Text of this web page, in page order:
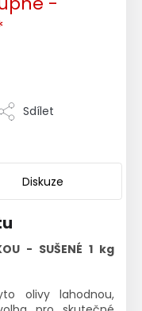
Sdílet
Diskuze
- SUŠENÉ 1 kg
olivy lahodnou,